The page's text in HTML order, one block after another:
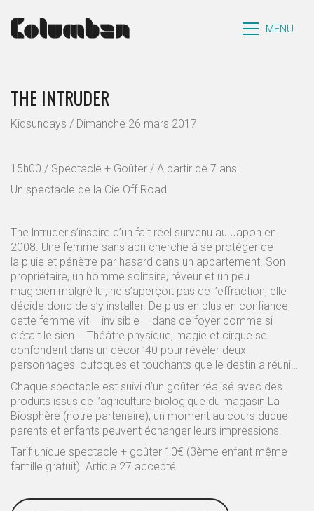
MENU
THE INTRUDER
Kidsundays / Dimanche 26 mars 2017
15h00 / Spectacle + Goûter / A partir de 7 ans.
Un spectacle de la Cie Off Road
The lntruder s’inspire d’un fait réel survenu au Japon en
2008. Une femme sans abri cherche à se protéger de
la pluie et pénètre par hasard dans un appartement. Son
propriétaire, un homme solitaire, rêveur et un peu
magicien malgré lui, ne s’aperçoit pas de l’effraction, elle
décide donc de s’y installer. De plus en plus en confiance,
cette femme vit – invisible – dans ce foyer comme si
c’était le sien … Théâtre physique, magie et cirque se
confondent dans un décor ’40 pour révéler deux
personnages loufoques et touchants que le destin a réuni…
Chaque spectacle est suivi d’un goûter réalisé avec des
produits issus de l’agriculture biologique du magasin La
Biosphère (notre partenaire), un moment au cours duquel
parents et enfants peuvent échanger leurs impressions!
Tarif unique spectacle + goûter 10€ (3ème enfant même
famille gratuit). Article 27 accepté.